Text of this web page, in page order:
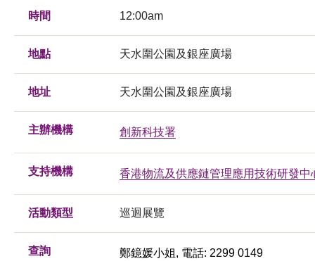
時間 12:00am
地點 天水圍公園及銀座廣場
地址 天水圍公園及銀座廣場
主辦機構 創新科技署
支持機構 香港物流及供應鏈管理應用技術研發中
活動類型 巡迴展覽
查詢 鄭鐿媛小姐, 電話: 2299 0149